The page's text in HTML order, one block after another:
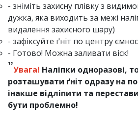
- зніміть захисну плівку з
дужка, яка виходить за межі
видалення захисного шару)
- зафіксуйте ґніт по центру
- Готово! Можна заливати віск!
”Увага! Наліпки одноразові,
розташувати ґніт одразу на
інакше відліпити та
бути проблемно!